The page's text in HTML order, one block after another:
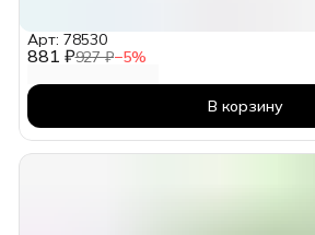
881 ₽927 ₽−5%
Арт: 78530
В корзину